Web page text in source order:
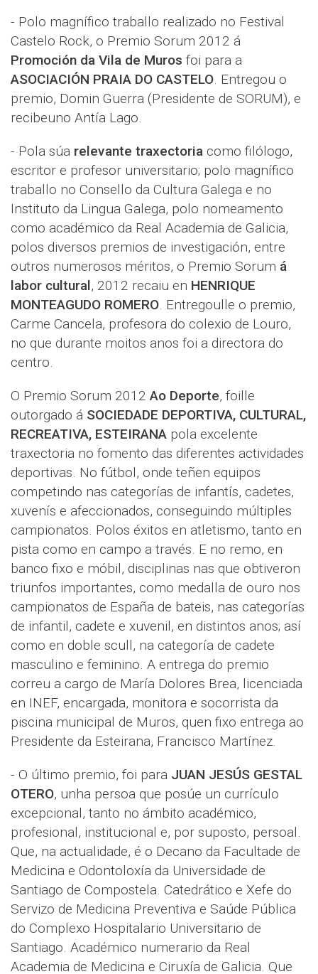
- Polo magnífico traballo realizado no Festival
Castelo Rock, o Premio Sorum 2012 á
Promoción da Vila de Muros foi para a
ASOCIACIÓN PRAIA DO CASTELO. Entregou o
premio, Domin Guerra (Presidente de SORUM), e
recibeuno Antía Lago.
- Pola súa relevante traxectoria como filólogo,
escritor e profesor universitario; polo magnífico
traballo no Consello da Cultura Galega e no
Instituto da Lingua Galega, polo nomeamento
como académico da Real Academia de Galicia,
polos diversos premios de investigación, entre
outros numerosos méritos, o Premio Sorum á
labor cultural, 2012 recaiu en HENRIQUE
MONTEAGUDO ROMERO. Entregoulle o premio,
Carme Cancela, profesora do colexio de Louro,
no que durante moitos anos foi a directora do
centro.
O Premio Sorum 2012Ao Deporte, foille
outorgado á SOCIEDADE DEPORTIVA, CULTURAL,
RECREATIVA, ESTEIRANA pola excelente
traxectoria no fomento das diferentes actividades
deportivas. No fútbol, onde teñen equipos
competindo nas categorías de infantís, cadetes,
xuvenís e afeccionados, conseguindo múltiples
campionatos. Polos éxitos en atletismo, tanto en
pista como en campo a través. E no remo, en
banco fixo e móbil, disciplinas nas que obtiveron
triunfos importantes, como medalla de ouro nos
campionatos de España de bateis, nas categorías
de infantil, cadete e xuvenil, en distintos anos; así
como en doble scull, na categoría de cadete
masculino e feminino. A entrega do premio
correu a cargo de María Dolores Brea, licenciada
en INEF, encargada, monitora e socorrista da
piscina municipal de Muros, quen fixo entrega ao
Presidente da Esteirana, Francisco Martínez.
- O último premio, foi para JUAN JESÚS GESTAL
OTERO, unha persoa que posúe un currículo
excepcional, tanto no ámbito académico,
profesional, institucional e, por suposto, persoal.
Que, na actualidade, é o Decano da Facultade de
Medicina e Odontoloxía da Universidade de
Santiago de Compostela. Catedrático e Xefe do
Servizo de Medicina Preventiva e Saúde Pública
do Complexo Hospitalario Universitario de
Santiago. Académico numerario da Real
Academia de Medicina e Ciruxía de Galicia. Que